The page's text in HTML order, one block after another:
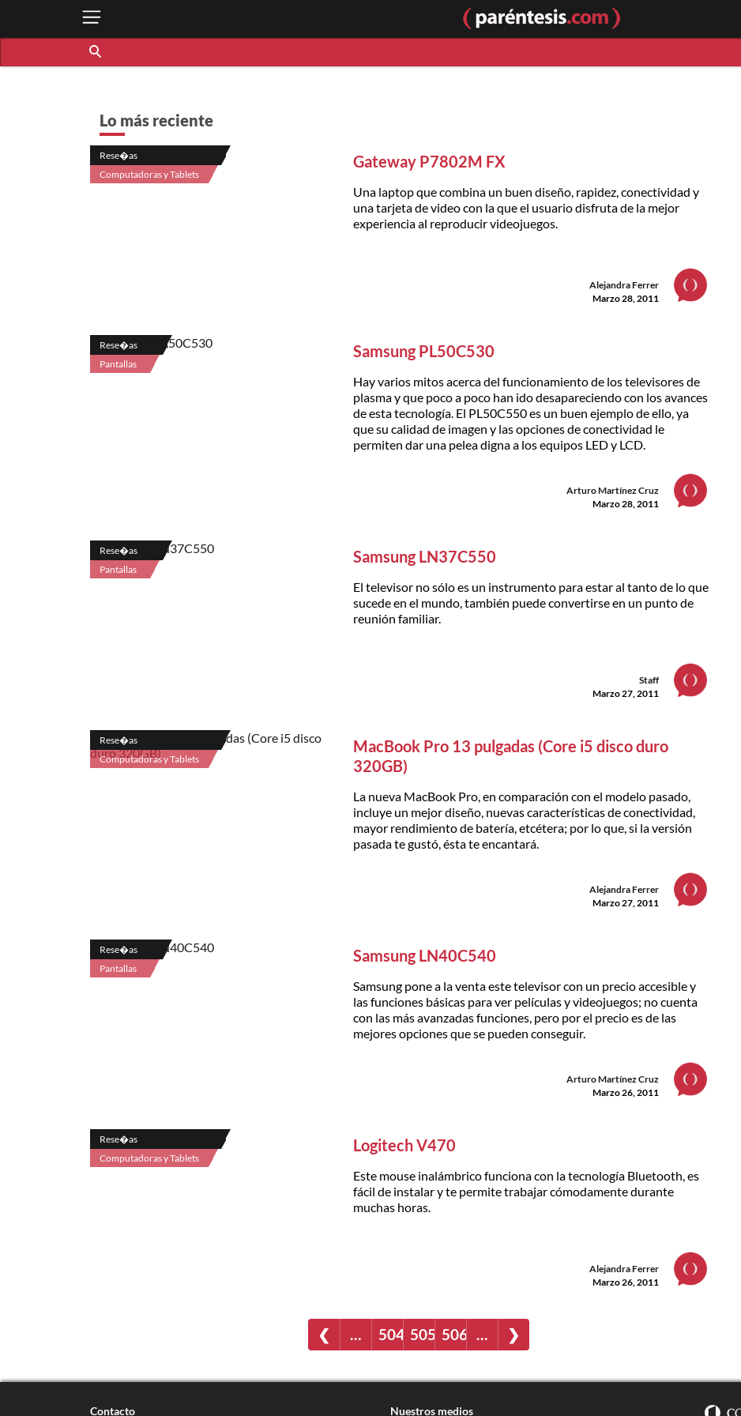
Lo más reciente
Rese�as
Computadoras y Tablets
Gateway P7802M FX
Una laptop que combina un buen diseño, rapidez, conectividad y
una tarjeta de video con la que el usuario disfruta de la mejor
experiencia al reproducir videojuegos.
Alejandra Ferrer
Marzo 28, 2011
Rese�as
Pantallas
Samsung PL50C530
Hay varios mitos acerca del funcionamiento de los televisores de
plasma y que poco a poco han ido desapareciendo con los avances
de esta tecnología. El PL50C550 es un buen ejemplo de ello, ya
que su calidad de imagen y las opciones de conectividad le
permiten dar una pelea digna a los equipos LED y LCD.
Arturo Martínez Cruz
Marzo 28, 2011
Rese�as
Pantallas
Samsung LN37C550
El televisor no sólo es un instrumento para estar al tanto de lo que
sucede en el mundo, también puede convertirse en un punto de
reunión familiar.
Staff
Marzo 27, 2011
Rese�as
Computadoras y Tablets
MacBook Pro 13 pulgadas (Core i5 disco duro
320GB)
La nueva MacBook Pro, en comparación con el modelo pasado,
incluye un mejor diseño, nuevas características de conectividad,
mayor rendimiento de batería, etcétera; por lo que, si la versión
pasada te gustó, ésta te encantará.
Alejandra Ferrer
Marzo 27, 2011
Rese�as
Pantallas
Samsung LN40C540
Samsung pone a la venta este televisor con un precio accesible y
las funciones básicas para ver películas y videojuegos; no cuenta
con las más avanzadas funciones, pero por el precio es de las
mejores opciones que se pueden conseguir.
Arturo Martínez Cruz
Marzo 26, 2011
Rese�as
Computadoras y Tablets
Logitech V470
Este mouse inalámbrico funciona con la tecnología Bluetooth, es
fácil de instalar y te permite trabajar cómodamente durante
muchas horas.
Alejandra Ferrer
Marzo 26, 2011
❮ … 504 505 506 … ❯
Contacto Nuestros medios